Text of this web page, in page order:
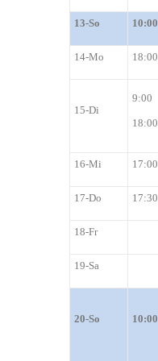
13-So 10:00
14-Mo 18:00
15-Di
9:00
18:00
16-Mi 17:00
17-Do 17:30
1 8-Fr
19-Sa
20-So 10:00